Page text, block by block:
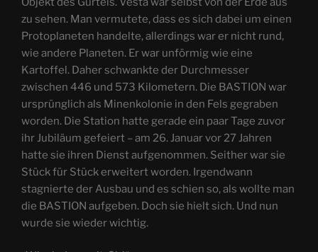
zu sehen. Man vermutete, dass es sich dabei um einen
Protoplaneten handelte, allerdings war er nicht rund,
wie andere Planeten. Er war unförmig wie eine
Kartoffel. Daher schwankte der Durchmesser
zwischen 446 und 573 Kilometern. Die BASTION war
ursprünglich als Minenkolonie in den Fels gegraben
worden. Die Station hatte gerade ein paar Tage zuvor
ihr Jubiläum gefeiert – am 26. Januar vor 27 Jahren
hatte sie ihren Dienst aufgenommen. Seither war sie
Stück für Stück erweitert worden. Irgendwann
stagnierte der Ausbau und es schien so, als wollte man
die BASTION aufgeben. Doch sie hielt sich. Und nun
wurde sie wieder wichtig.